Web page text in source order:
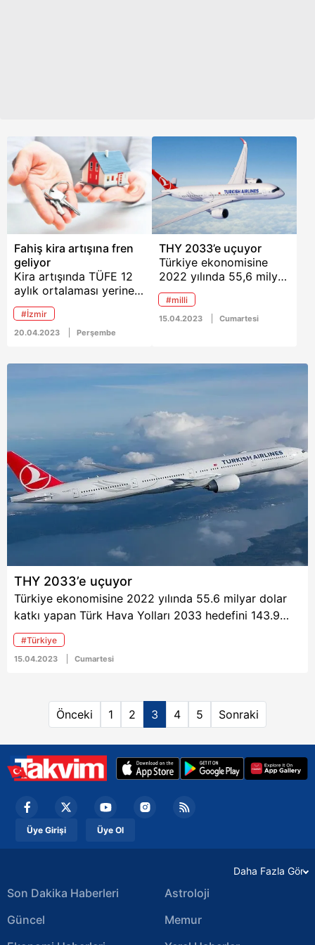
Fahiş kira artışına fren
geliyor
Kira artışında TÜFE 12
aylık ortalaması yerine
üst sınır getirilmesi
planlanıyor. Bu
kapsamda bölge
gündemde... İşte sizler
için derlediğimiz 20
Nisan tarihli ekonomi
#İzmir
20.04.2023 Perşembe
THY 2033’e uçuyor
Türkiye ekonomisine
2022 yılında 55,6 milyar
dolar katkı yapan Türk
Hava Yolları 2033
hedefini 143,9 milyar
bini geçecek.
#milli
15.04.2023 Cumartesi
THY 2033’e uçuyor
Türkiye ekonomisine 2022 yılında 55.6 milyar dolar
katkı yapan Türk Hava Yolları 2033 hedefini 143.9
milyar dolar olarak belirledi. Bu yıl ilave istihdam da
10 bini geçecek.
#Türkiye
15.04.2023 Cumartesi
Önceki 1 2 3 4 5 Sonraki
Üye Girişi Üye Ol
Daha Fazla Gör
Son Dakika Haberleri
Güncel
Astroloji
Memur